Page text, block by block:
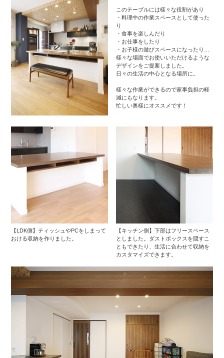
このテーブルには様々な役割があり
・料理中の作業スペースとして使った
り
・食事を楽しんだり
・お仕事をしたり
・お子様の遊びスペースになったり…
様々な場面でお使いいただけるような
デザインをご提案しました。
日々の生活の中心となる場所に。
様々な作業ができるので家事負担の軽
減にもなります。
忙しい奥様にオススメです！
【LDK側】ティッシュやPCをしまって
おける収納を作りました。
【キッチン側】下部はフリースペース
としました。ダストボックスを隠すこ
ともできたり、生活に合わせて収納を
カスタマイズできます。